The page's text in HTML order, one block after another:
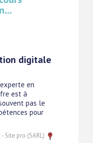
digitale
en
est à
pas le
pour
- Site pro (SARL)